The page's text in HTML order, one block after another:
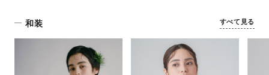
和装 すべて見る